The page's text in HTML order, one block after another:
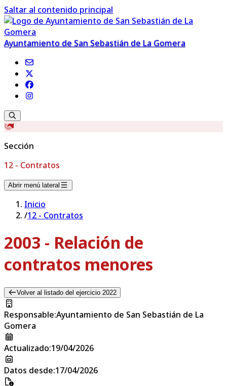
Saltar al contenido principal
Ayuntamiento de San Sebastián de La Gomera
Sección
12 - Contratos
Abrir menú lateral
Inicio
/12 - Contratos
2003 - Relación de
contratos menores
Volver al listado del ejercicio 2022
Responsable:Ayuntamiento de San Sebastián de La
Gomera
Actualizado:19/04/2026
Datos desde:17/04/2026